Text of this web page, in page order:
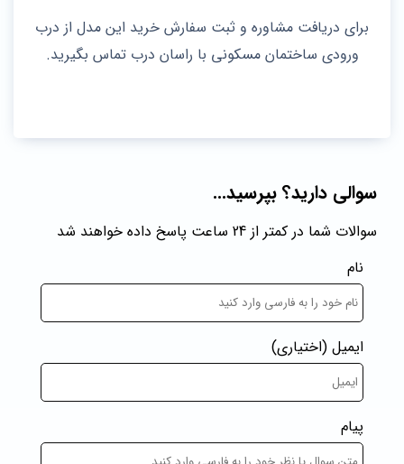
برای دریافت مشاوره و ثبت سفارش خرید این مدل از درب
ورودی ساختمان مسکونی با راسان درب تماس بگیرید.
سوالی دارید؟ بپرسید...
سوالات شما در کمتر از 24 ساعت پاسخ داده خواهند شد
نام
ایمیل (اختیاری)
پیام